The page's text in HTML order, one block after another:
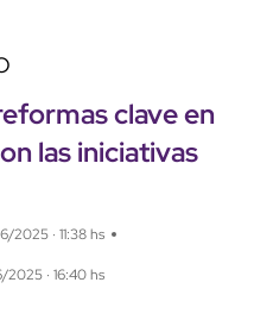
clave en
las iniciativas
2025 · 11:38 hs
· 16:40 hs